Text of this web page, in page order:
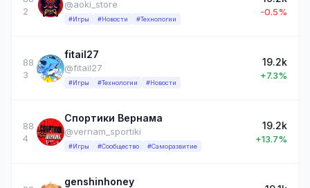
2
@aoki_store
#Игры #Новости #Технологии
-0.5%
88
3
fitail27
@fitail27
#Игры #Технологии #Новости
19.2k
+7.3%
88
4
Спортики Вернама
@vernam_sportiki
#Игры #Сообщество #Саморазвитие
19.2k
+13.7%
genshinhoney